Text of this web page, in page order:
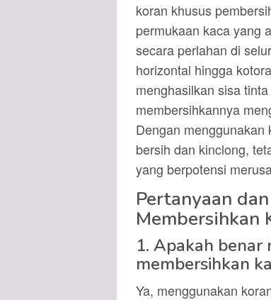
koran khusus
permukaan kaca yang
secara perlahan di
horizontal hingga
menghasilkan sisa
membersihkannya
Dengan
bersih dan kinclong,
yang berpotensi
Pertanyaan
Membersihkan
1. Apakah
membersihkan
Ya, menggunakan